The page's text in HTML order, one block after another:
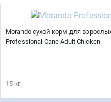
Morando сухой корм для
Professional Cane Adult Chicken
15 кг.